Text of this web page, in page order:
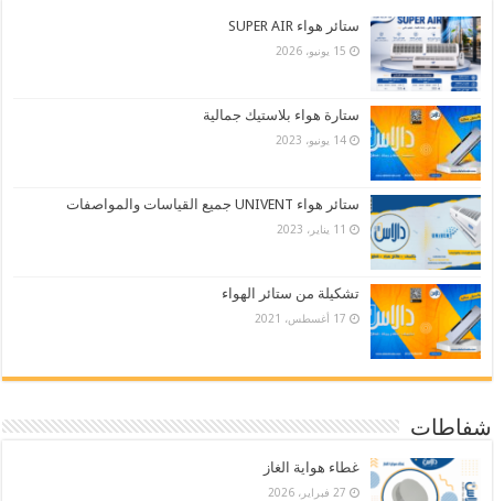
ستائر هواء SUPER AIR
15 يونيو، 2026
ستارة هواء بلاستيك جمالية
14 يونيو، 2023
ستائر هواء UNIVENT جميع القياسات والمواصفات
11 يناير، 2023
تشكيلة من ستائر الهواء
17 أغسطس، 2021
شفاطات
غطاء هواية الغاز
27 فبراير، 2026